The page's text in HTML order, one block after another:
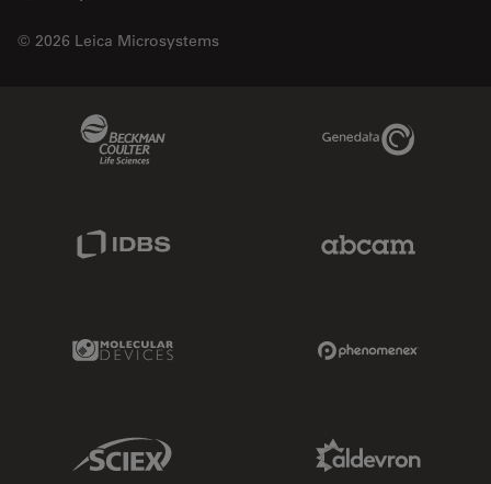
© 2026 Leica Microsystems
Genedata Link
Molecular Devices Link
Sciex Link